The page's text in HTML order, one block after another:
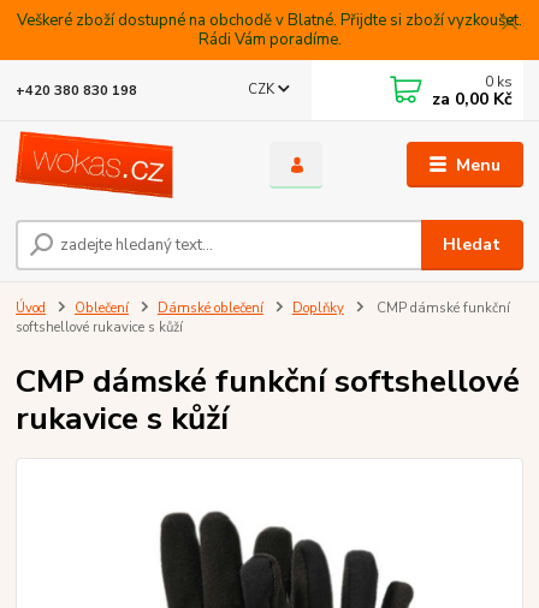
Veškeré zboží dostupné na obchodě v Blatné. Přijdte si zboží vyzkoušet.
Rádi Vám poradíme.
Menu
CZK
Hledat
+420 380 830 198 0 ks
za 0,00 Kč
Úvod Oblečení Dámské oblečení Doplňky
CMP dámské funkční
softshellové rukavice s kůží
CMP dámské funkční softshellové
rukavice s kůží